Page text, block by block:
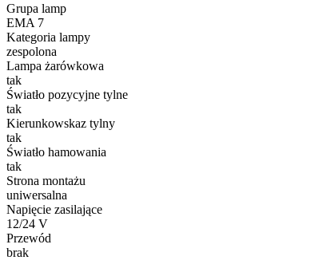
Grupa lamp
EMA 7
Kategoria lampy
zespolona
Lampa żarówkowa
tak
Światło pozycyjne tylne
tak
Kierunkowskaz tylny
tak
Światło hamowania
tak
Strona montażu
uniwersalna
Napięcie zasilające
12/24 V
Przewód
brak